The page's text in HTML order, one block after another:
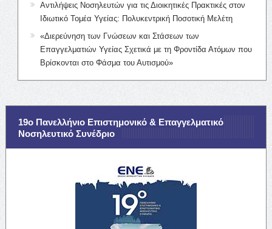
Αντιλήψεις Νοσηλευτών για τις Διοικητικές Πρακτικές στον
Ιδιωτικό Τομέα Υγείας: Πολυκεντρική Ποσοτική Μελέτη
«Διερεύνηση των Γνώσεων και Στάσεων των
Επαγγελματιών Υγείας Σχετικά με τη Φροντίδα Ατόμων που
Βρίσκονται στο Φάσμα του Αυτισμού»
19ο Πανελλήνιο Επιστημονικό & Επαγγελματικό
Νοσηλευτικό Συνέδριο